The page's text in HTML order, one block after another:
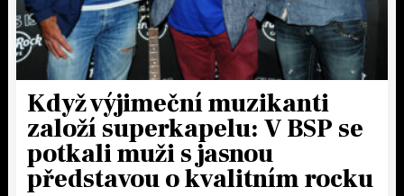
Když výjimeční muzikanti
založí superkapelu: V BSP se
potkali muži s jasnou
představou o kvalitním rocku